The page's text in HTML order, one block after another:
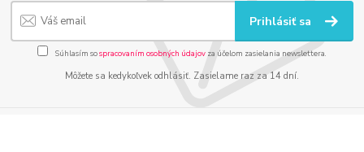
Prihlásiť sa
Súhlasím sospracovaním osobných údajov za účelom zasielania newslettera.
Môžete sa kedykoľvek odhlásiť. Zasielame raz za 14 dní.